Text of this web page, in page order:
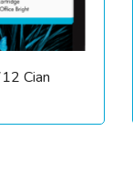
Cian